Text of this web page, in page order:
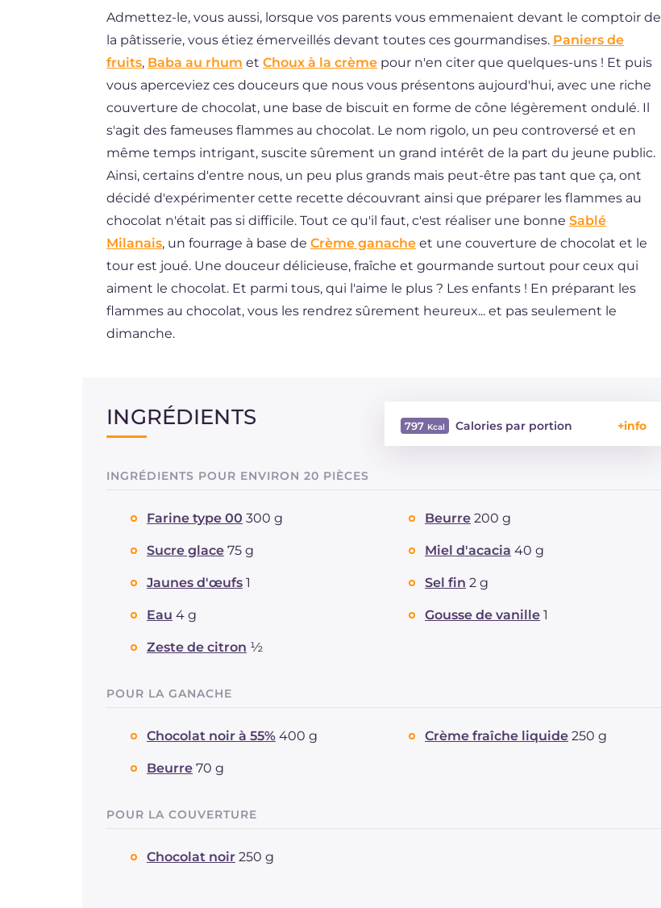
DE
BR
NL
Admettez-le, vous aussi, lorsque vos parents vous emmenaient devant le comptoir de
la pâtisserie, vous étiez émerveillés devant toutes ces gourmandises. Paniers de
fruits, Baba au rhum et Choux à la crème pour n'en citer que quelques-uns ! Et puis
vous aperceviez ces douceurs que nous vous présentons aujourd'hui, avec une riche
couverture de chocolat, une base de biscuit en forme de cône légèrement ondulé. Il
s'agit des fameuses flammes au chocolat. Le nom rigolo, un peu controversé et en
même temps intrigant, suscite sûrement un grand intérêt de la part du jeune public.
Ainsi, certains d'entre nous, un peu plus grands mais peut-être pas tant que ça, ont
décidé d'expérimenter cette recette découvrant ainsi que préparer les flammes au
chocolat n'était pas si difficile. Tout ce qu'il faut, c'est réaliser une bonne Sablé
Milanais, un fourrage à base de Crème ganache et une couverture de chocolat et le
tour est joué. Une douceur délicieuse, fraîche et gourmande surtout pour ceux qui
aiment le chocolat. Et parmi tous, qui l'aime le plus ? Les enfants ! En préparant les
flammes au chocolat, vous les rendrez sûrement heureux... et pas seulement le
dimanche.
INGRÉDIENTS 797 Calories par portion
Protéine
Graisses
dont acides gras saturés
Fibre
Sodium
INGRÉDIENTS POUR ENVIRON 20 PIÈCES
Farine type 00 300 g Beurre 200 g
Sucre glace 75 g Miel d'acacia 40 g
Jaunes d'œufs 1 Sel fin 2 g
Eau 4 g Gousse de vanille 1
Zeste de citron ½
POUR LA GANACHE
Chocolat noir à 55% 400 g Crème fraîche liquide 250 g
Beurre 70 g
POUR LA COUVERTURE
Chocolat noir 250 g